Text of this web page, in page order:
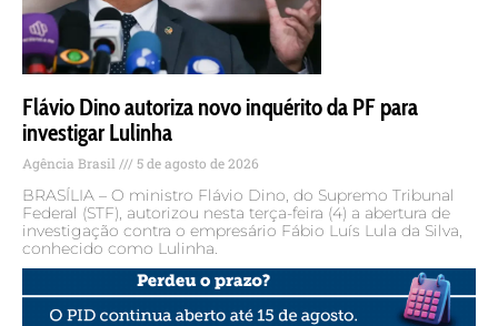
Flávio Dino autoriza novo inquérito da PF para
investigar Lulinha
Agência Brasil 5 de agosto de 2026
BRASÍLIA – O ministro Flávio Dino, do Supremo Tribunal
Federal (STF), autorizou nesta terça-feira (4) a abertura de
investigação contra o empresário Fábio Luís Lula da Silva,
conhecido como Lulinha.